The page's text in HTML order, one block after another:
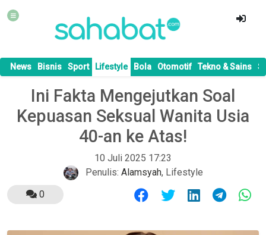
News Bisnis Sport Lifestyle Bola Otomotif Tekno & Sains
Ini Fakta Mengejutkan Soal
Kepuasan Seksual Wanita Usia
40-an ke Atas!
10 Juli 2025 17:23
Penulis: Alamsyah, Lifestyle
0